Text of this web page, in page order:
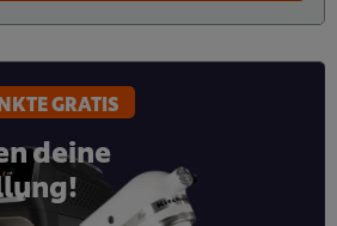
GRATIS
deine